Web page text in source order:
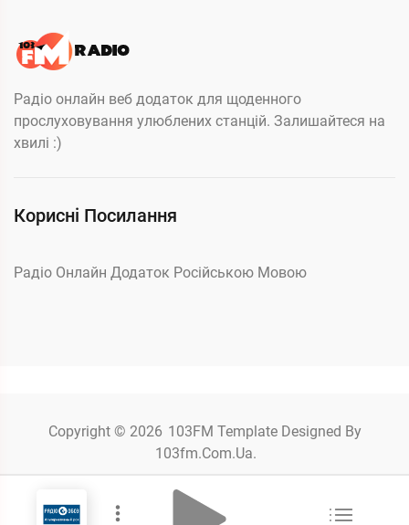
Радіо онлайн веб додаток для щоденного
прослуховування улюблених станцій. Залишайтеся на
хвилі :)
Корисні Посилання
Радіо Онлайн Додаток Російською Мовою
Copyright © 2026 103FM Template Designed By
103fm.com.ua.